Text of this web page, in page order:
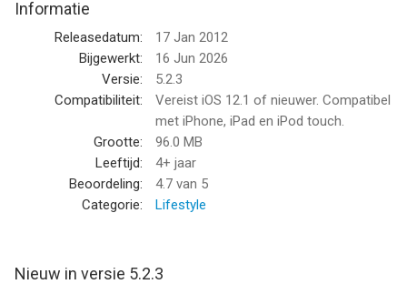
Voor het echte leven
Gebruik een oude iPhone/iPad als baby-unit en uw huidige
telefoon als ouder-unit.
Hotel, familiebezoek of vakantie—als wifi zwak is, werkt het
gewoon via mobiel internet.
Informatie
Releasedatum:
17 Jan 2012
Bijgewerkt:
16 Jun 2026
Versie:
5.2.3
Compatibiliteit:
Vereist iOS 12.1 of nieuwer. Compatibel
met iPhone, iPad en iPod touch.
Grootte:
96.0 MB
Leeftijd:
4+ jaar
Beoordeling:
4.7 van 5
Categorie:
Lifestyle
Nieuw in versie 5.2.3